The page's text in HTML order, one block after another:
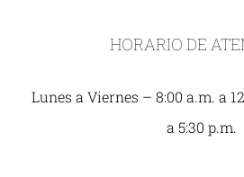
HORARIO DE
Lunes a Viernes – 8:00 a.m. a
a 5:30 p.m.